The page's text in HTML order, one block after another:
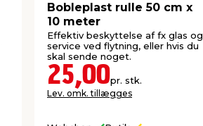
Bobleplast rulle 50 cm x
10 meter
Effektiv beskyttelse af fx glas og
service ved flytning, eller hvis du
skal sende noget.
25,00pr. stk.
Lev. omk. tillægges